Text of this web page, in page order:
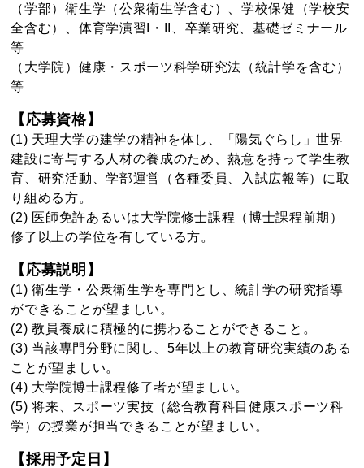
（学部）衛生学（公衆衛生学含む）、学校保健（学校安
全含む）、体育学演習I・II、卒業研究、基礎ゼミナール
等
（大学院）健康・スポーツ科学研究法（統計学を含む）
等
【応募資格】
(1) 天理大学の建学の精神を体し、「陽気ぐらし」世界
建設に寄与する人材の養成のため、熱意を持って学生教
育、研究活動、学部運営（各種委員、入試広報等）に取
り組める方。
(2) 医師免許あるいは大学院修士課程（博士課程前期）
修了以上の学位を有している方。
【応募説明】
(1) 衛生学・公衆衛生学を専門とし、統計学の研究指導
ができることが望ましい。
(2) 教員養成に積極的に携わることができること。
(3) 当該専門分野に関し、5年以上の教育研究実績のある
ことが望ましい。
(4) 大学院博士課程修了者が望ましい。
(5) 将来、スポーツ実技（総合教育科目健康スポーツ科
学）の授業が担当できることが望ましい。
【採用予定日】